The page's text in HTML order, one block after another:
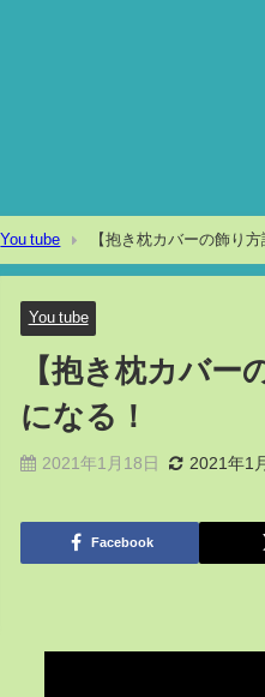
You tube 【抱き枕カバーの飾り
You tube
【抱き枕カバー
になる！
2021年1月18日 2021年1
Facebook